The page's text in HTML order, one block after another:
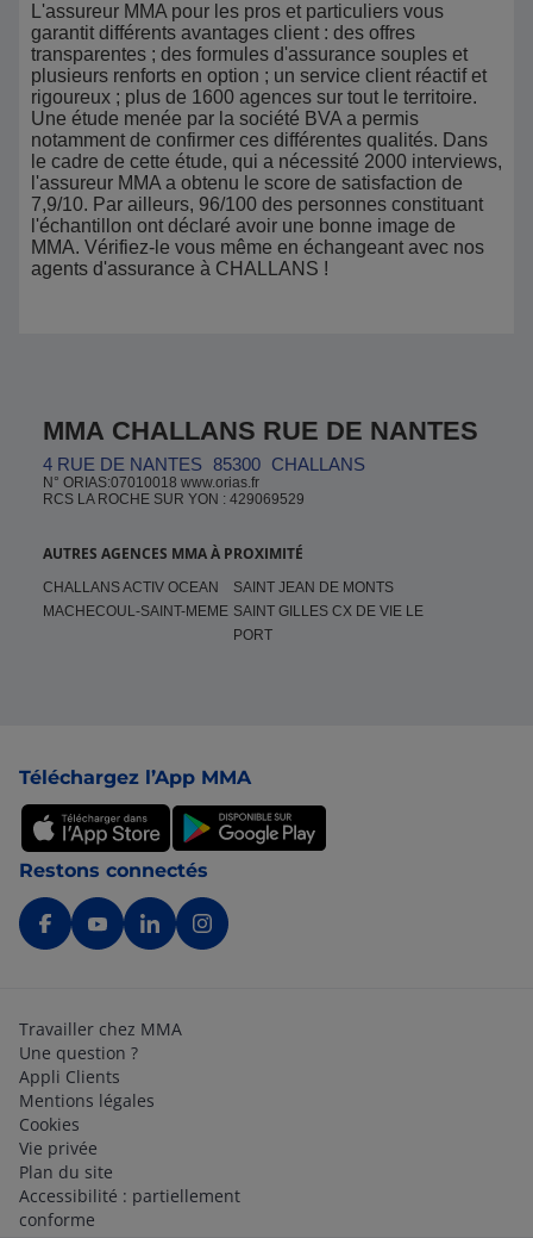
L'assureur MMA pour les pros et particuliers vous
garantit différents avantages client : des offres
transparentes ; des formules d'assurance souples et
plusieurs renforts en option ; un service client réactif et
rigoureux ; plus de 1600 agences sur tout le territoire.
Une étude menée par la société BVA a permis
notamment de confirmer ces différentes qualités. Dans
le cadre de cette étude, qui a nécessité 2000 interviews,
l'assureur MMA a obtenu le score de satisfaction de
7,9/10. Par ailleurs, 96/100 des personnes constituant
l'échantillon ont déclaré avoir une bonne image de
MMA. Vérifiez-le vous même en échangeant avec nos
agents d'assurance à CHALLANS !
MMA CHALLANS RUE DE NANTES
4 RUE DE NANTES 85300 CHALLANS
N° ORIAS:07010018 www.orias.fr
RCS LA ROCHE SUR YON : 429069529
AUTRES AGENCES MMA À PROXIMITÉ
CHALLANS ACTIV OCEAN
SAINT JEAN DE MONTS
MACHECOUL-SAINT-MEME SAINT GILLES CX DE VIE LE
PORT
Téléchargez l’App MMA
Restons connectés
Travailler chez MMA
Une question ?
Appli Clients
Mentions légales
Cookies
Vie privée
Plan du site
Accessibilité : partiellement
conforme